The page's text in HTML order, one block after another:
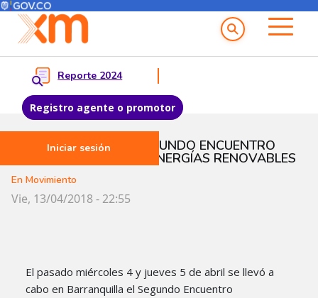
Pasar al contenido principal
Menú del Usuario
Reporte 2024
Registro agente o promotor
Iniciar sesión
Menu principal
XM PRESENTE EN SEGUNDO ENCUENTRO
INTERNACIONAL DE ENERGÍAS RENOVABLES
En Movimiento
Vie, 13/04/2018 - 22:55
El pasado miércoles 4 y jueves 5 de abril se llevó a
cabo en Barranquilla el Segundo Encuentro